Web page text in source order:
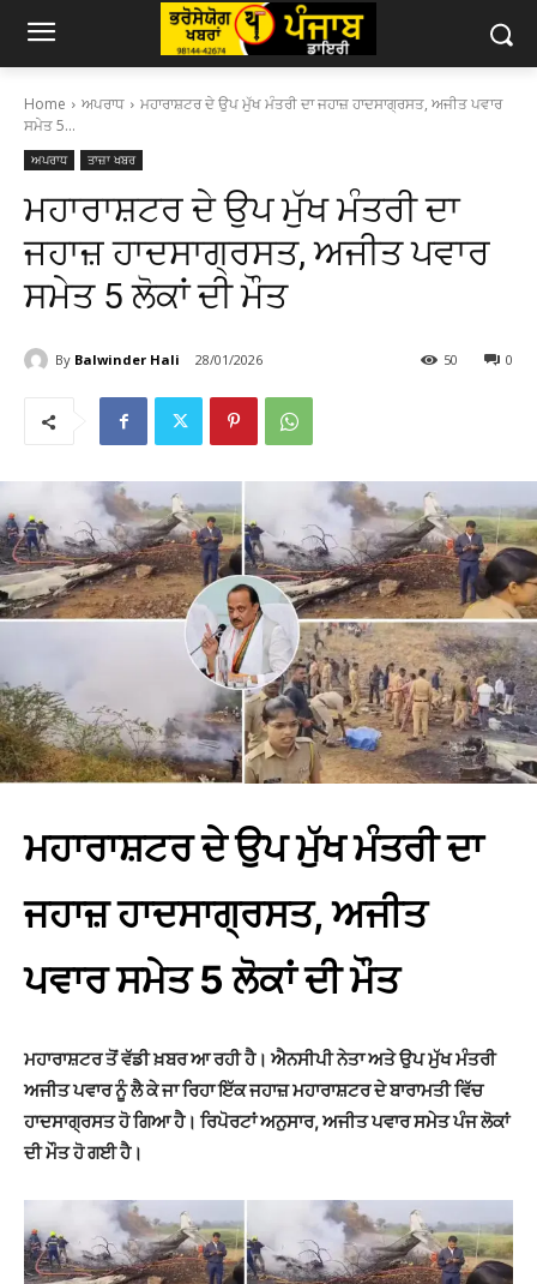
Home ਅਪਰਾਧ
ਮਹਾਰਾਸ਼ਟਰ ਦੇ ਉਪ ਮੁੱਖ ਮੰਤਰੀ ਦਾ ਜਹਾਜ਼ ਹਾਦਸਾਗ੍ਰਸਤ, ਅਜੀਤ ਪਵਾਰ
ਸਮੇਤ 5...
ਅਪਰਾਧ ਤਾਜ਼ਾ ਖਬਰ
ਮਹਾਰਾਸ਼ਟਰ ਦੇ ਉਪ ਮੁੱਖ ਮੰਤਰੀ ਦਾ
ਜਹਾਜ਼ ਹਾਦਸਾਗ੍ਰਸਤ, ਅਜੀਤ ਪਵਾਰ
ਸਮੇਤ 5 ਲੋਕਾਂ ਦੀ ਮੌਤ
By Balwinder Hali 28/01/2026 0
50
ਮਹਾਰਾਸ਼ਟਰ ਦੇ ਉਪ ਮੁੱਖ ਮੰਤਰੀ ਦਾ
ਜਹਾਜ਼ ਹਾਦਸਾਗ੍ਰਸਤ, ਅਜੀਤ
ਪਵਾਰ ਸਮੇਤ 5 ਲੋਕਾਂ ਦੀ ਮੌਤ
ਮਹਾਰਾਸ਼ਟਰ ਤੋਂ ਵੱਡੀ ਖ਼ਬਰ ਆ ਰਹੀ ਹੈ। ਐਨਸੀਪੀ ਨੇਤਾ ਅਤੇ ਉਪ ਮੁੱਖ ਮੰਤਰੀ
ਅਜੀਤ ਪਵਾਰ ਨੂੰ ਲੈ ਕੇ ਜਾ ਰਿਹਾ ਇੱਕ ਜਹਾਜ਼ ਮਹਾਰਾਸ਼ਟਰ ਦੇ ਬਾਰਾਮਤੀ ਵਿੱਚ
ਹਾਦਸਾਗ੍ਰਸਤ ਹੋ ਗਿਆ ਹੈ। ਰਿਪੋਰਟਾਂ ਅਨੁਸਾਰ, ਅਜੀਤ ਪਵਾਰ ਸਮੇਤ ਪੰਜ ਲੋਕਾਂ
ਦੀ ਮੌਤ ਹੋ ਗਈ ਹੈ।